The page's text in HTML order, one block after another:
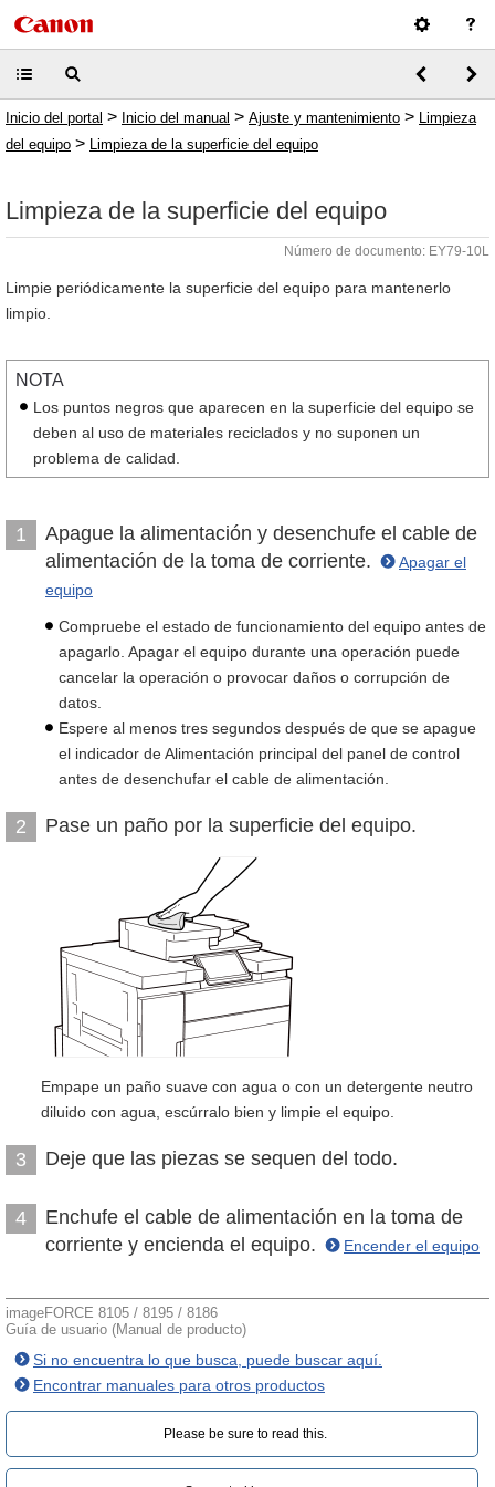
Inicio del portal > Inicio del manual > Ajuste y mantenimiento > Limpieza
del equipo > Limpieza de la superficie del equipo
Limpieza de la superficie del equipo
Número de documento: EY79-10L
Limpie periódicamente la superficie del equipo para mantenerlo
limpio.
NOTA
Los puntos negros que aparecen en la superficie del equipo se
deben al uso de materiales reciclados y no suponen un
problema de calidad.
1
Apague la alimentación y desenchufe el cable de
alimentación de la toma de corriente.
Apagar el
equipo
Compruebe el estado de funcionamiento del equipo antes de
apagarlo. Apagar el equipo durante una operación puede
cancelar la operación o provocar daños o corrupción de
datos.
Espere al menos tres segundos después de que se apague
el indicador de Alimentación principal del panel de control
antes de desenchufar el cable de alimentación.
2 Pase un paño por la superficie del equipo.
Empape un paño suave con agua o con un detergente neutro
diluido con agua, escúrralo bien y limpie el equipo.
3 Deje que las piezas se sequen del todo.
4
Enchufe el cable de alimentación en la toma de
corriente y encienda el equipo.
Encender el equipo
imageFORCE 8105 / 8195 / 8186
Guía de usuario (Manual de producto)
Si no encuentra lo que busca, puede buscar aquí.
Encontrar manuales para otros productos
Please be sure to read this.‎